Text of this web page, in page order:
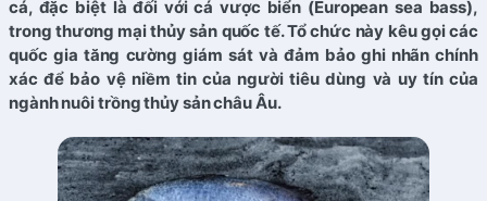
cá, đặc biệt là đối với cá vược biển (European sea bass),
trong thương mại thủy sản quốc tế. Tổ chức này kêu gọi các
quốc gia tăng cường giám sát và đảm bảo ghi nhãn chính
xác để bảo vệ niềm tin của người tiêu dùng và uy tín của
ngành nuôi trồng thủy sản châu Âu.